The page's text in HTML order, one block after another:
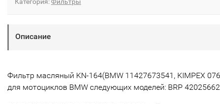
Описание
Фильтр масляный KN-164(BMW 11427673541, KIMPEX
для мотоциклов BMW следующих моделей: BRP